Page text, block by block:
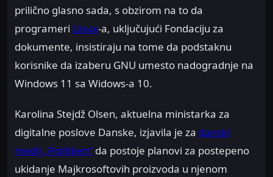
prilično glasno sada, s obzirom na to da
programeri Linux-a, uključujući Fondaciju za
dokumente, insistiraju na tome da podstaknu
korisnike da izaberu GNU umesto nadogradnje na
Windows 11 sa Widows-a 10.
Karolina Stejdž Olsen, aktuelna ministarka za
digitalne poslove Danske, izjavila je za danski
medij „Politiken“ da postoje planovi za postepeno
ukidanje Majkrosoftovih proizvoda u njenom